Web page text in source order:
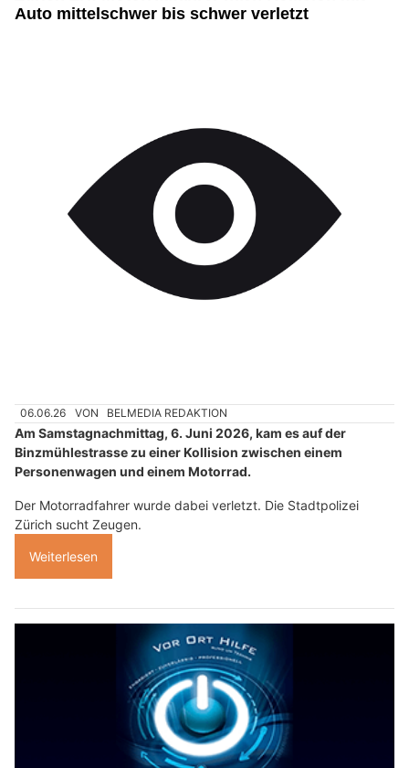
Auto mittelschwer bis schwer verletzt
06.06.26 VON BELMEDIA REDAKTION
Am Samstagnachmittag, 6. Juni 2026, kam es auf der
Binzmühlestrasse zu einer Kollision zwischen einem
Personenwagen und einem Motorrad.
Der Motorradfahrer wurde dabei verletzt. Die Stadtpolizei
Zürich sucht Zeugen.
Weiterlesen